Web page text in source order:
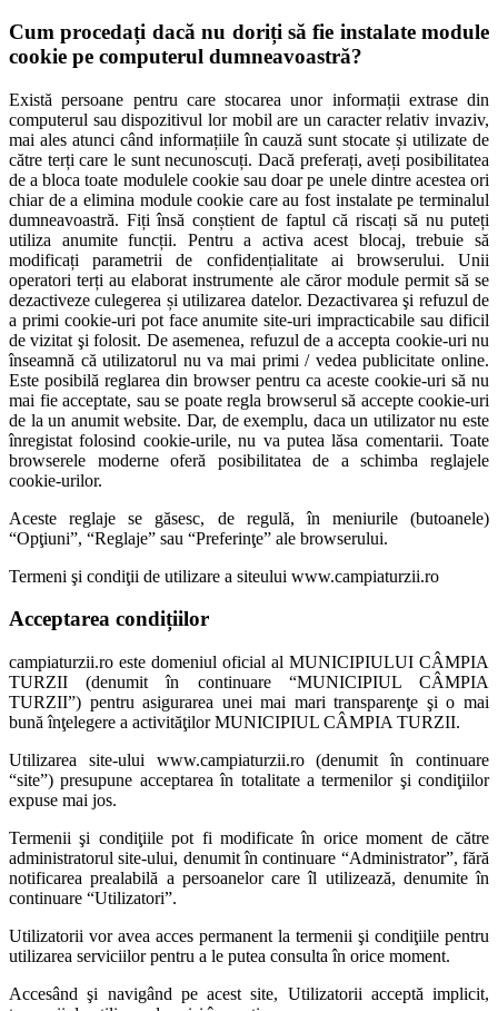
Cum procedați dacă nu doriți să fie instalate module
cookie pe computerul dumneavoastră?
Există persoane pentru care stocarea unor informații extrase din
computerul sau dispozitivul lor mobil are un caracter relativ invaziv,
mai ales atunci când informațiile în cauză sunt stocate și utilizate de
către terți care le sunt necunoscuți. Dacă preferați, aveți posibilitatea
de a bloca toate modulele cookie sau doar pe unele dintre acestea ori
chiar de a elimina module cookie care au fost instalate pe terminalul
dumneavoastră. Fiți însă conștient de faptul că riscați să nu puteți
utiliza anumite funcții. Pentru a activa acest blocaj, trebuie să
modificați parametrii de confidențialitate ai browserului. Unii
operatori terți au elaborat instrumente ale căror module permit să se
dezactiveze culegerea și utilizarea datelor. Dezactivarea şi refuzul de
a primi cookie-uri pot face anumite site-uri impracticabile sau dificil
de vizitat şi folosit. De asemenea, refuzul de a accepta cookie-uri nu
înseamnă că utilizatorul nu va mai primi / vedea publicitate online.
Este posibilă reglarea din browser pentru ca aceste cookie-uri să nu
mai fie acceptate, sau se poate regla browserul să accepte cookie-uri
de la un anumit website. Dar, de exemplu, daca un utilizator nu este
înregistat folosind cookie-urile, nu va putea lăsa comentarii. Toate
browserele moderne oferă posibilitatea de a schimba reglajele
cookie-urilor.
Aceste reglaje se găsesc, de regulă, în meniurile (butoanele)
“Opţiuni”, “Reglaje” sau “Preferinţe” ale browserului.
Termeni şi condiţii de utilizare a siteului www.campiaturzii.ro
Acceptarea condițiilor
campiaturzii.ro este domeniul oficial al MUNICIPIULUI CÂMPIA
TURZII (denumit în continuare “MUNICIPIUL CÂMPIA
TURZII”) pentru asigurarea unei mai mari transparenţe şi o mai
bună înţelegere a activităţilor MUNICIPIUL CÂMPIA TURZII.
Utilizarea site-ului www.campiaturzii.ro (denumit în continuare
“site”) presupune acceptarea în totalitate a termenilor şi condiţiilor
expuse mai jos.
Termenii şi condiţiile pot fi modificate în orice moment de către
administratorul site-ului, denumit în continuare “Administrator”, fără
notificarea prealabilă a persoanelor care îl utilizează, denumite în
continuare “Utilizatori”.
Utilizatorii vor avea acces permanent la termenii şi condiţiile pentru
utilizarea serviciilor pentru a le putea consulta în orice moment.
Accesând şi navigând pe acest site, Utilizatorii acceptă implicit,